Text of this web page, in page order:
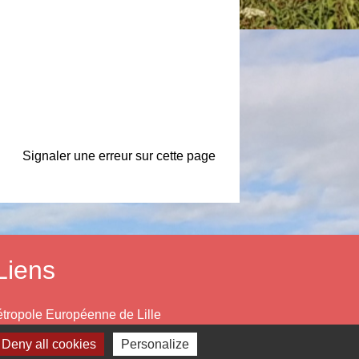
Signaler une erreur sur cette page
Européenne de Lille
du Nord
Hauts de France
Deny all cookies Personalize